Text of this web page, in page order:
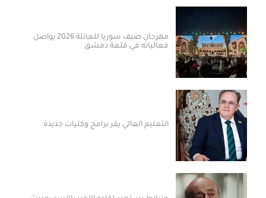
مهرجان صيف سوريا للعائلة 2026 يواصل
فعالياته في قلعة دمشق
التعليم العالي يقر برامج وكليات جديدة